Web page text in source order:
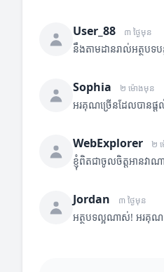
User_88 ៣ ថ្ងៃមុន
នឹងតាមដានរាល់អត្ថបទប
Sophia ២ ម៉ោងមុន
អរគុណច្រើនដែលបានផ្
WebExplorer ២
ខ្ញុំពិតជាចូលចិត្តអានវា
Jordan ៣ ថ្ងៃមុន
អត្ថបទល្អណាស់! អរគុណ